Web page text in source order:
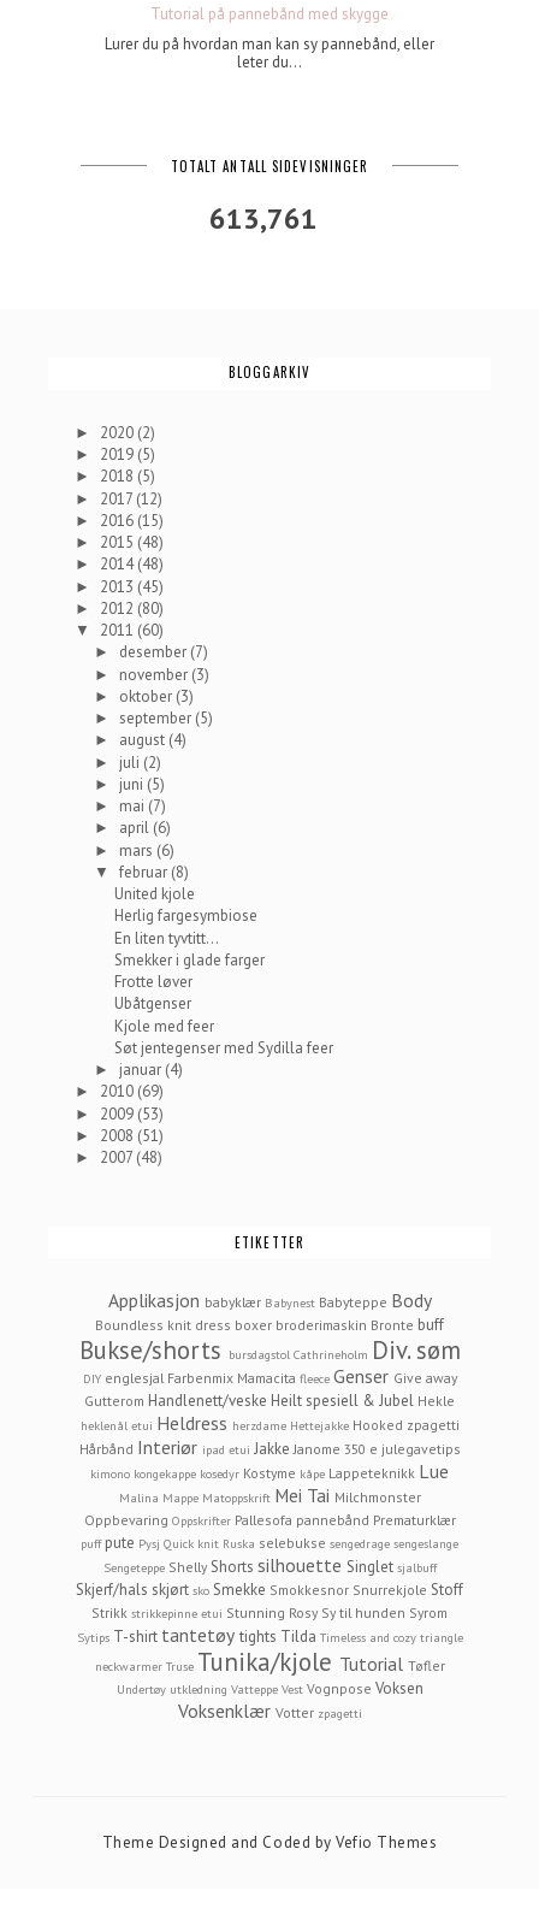
Tutorial på pannebånd med skygge
Lurer du på hvordan man kan sy pannebånd, eller
leter du...
TOTALT ANTALL SIDEVISNINGER
613,761
BLOGGARKIV
► 2020 (2)
► 2019 (5)
► 2018 (5)
► 2017 (12)
► 2016 (15)
► 2015 (48)
► 2014(48)
► 2013 (45)
► 2012 (80)
▼ 2011 (60)
► desember (7)
► november (3)
► oktober (3)
►september (5)
► august (4)
► juli (2)
► juni (5)
► mai (7)
► april (6)
► mars (6)
▼februar (8)
United kjole
Herlig fargesymbiose
En liten tyvtitt...
Smekker i glade farger
Frotte løver
Ubåtgenser
Kjole med feer
Søt jentegenser med Sydilla feer
► januar (4)
► 2010 (69)
► 2009 (53)
► 2008 (51)
► 2007 (48)
ETIKETTER
Applikasjon babyklær Babynest Babyteppe Body
Boundless knit dress boxer broderimaskin Bronte buff
Bukse/shorts bursdagstol Cathrineholm Div. søm
DIY englesjal Farbenmix Mamacita fleece Genser Give away
Gutterom Handlenett/veske Heilt spesiell & Jubel Hekle
heklenål etui Heldress herzdame Hettejakke Hooked zpagetti
Hårbånd Interiør ipad etui Jakke Janome 350 e julegavetips
kimono kongekappe kosedyr Kostyme kåpe Lappeteknikk Lue
Malina Mappe Matoppskrift Mei Tai Milchmonster
Oppbevaring Oppskrifter Pallesofa pannebånd Prematurklær
puff pute Pysj Quick knit Ruska selebukse sengedrage sengeslange
Sengeteppe Shelly Shorts silhouette Singlet sjalbuff
Skjerf/hals skjørt sko Smekke Smokkesnor Snurrekjole Stoff
Strikk strikkepinne etui Stunning Rosy Sy til hunden Syrom
Sytips T-shirt tantetøy tights Tilda Timeless and cozy triangle
neckwarmer Truse Tunika/kjole Tutorial Tøfler
Undertøy utkledning Vatteppe Vest Vognpose Voksen
Voksenklær Votter zpagetti
Theme Designed and Coded byVefio Themes